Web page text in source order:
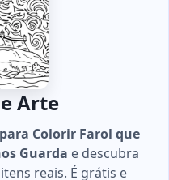
Arte
Colorir Farol que
Guarda e descubra
reais. É grátis e